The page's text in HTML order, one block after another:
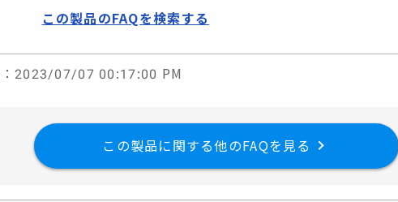
この製品のFAQを検索する
：2023/07/07 00:17:00 PM
この製品に関する他のFAQを見る